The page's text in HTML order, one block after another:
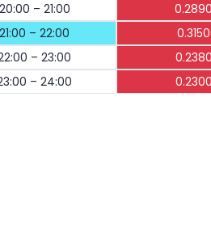
20:00 – 21:00
21:00 – 22:00
– 23:00
– 24:00